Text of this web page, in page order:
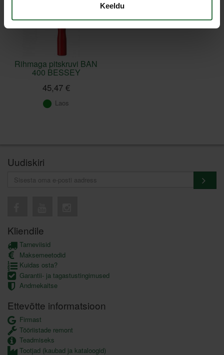
Keeldu
Rihmaga pitskruvi BAN
400 BESSEY
45,47 €
Laos
Uudiskiri
Kliendile
Tarneviisid
Maksemeetodid
Kuidas osta?
Garantii- ja tagastustingimused
Andmekaitse
Ettevõtte informatsioon
Firmast
Tööriistade remont
Teadmiseks
Tootjad (kaubad ja kataloogid)